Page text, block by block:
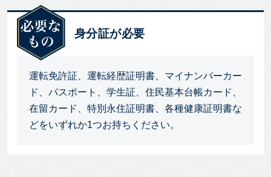
身分証が必要
運転免許証、運転経歴証明書、マイナンバーカー
ド、パスポート、学生証、住民基本台帳カード、
在留カード、特別永住証明書、各種健康証明書な
どをいずれか1つお持ちください。